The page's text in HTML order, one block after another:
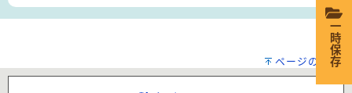
ページの先頭へ
一時保存